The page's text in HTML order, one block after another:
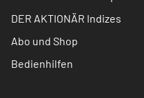
DER AKTIONÄR Indizes
Abo und Shop
Bedienhilfen